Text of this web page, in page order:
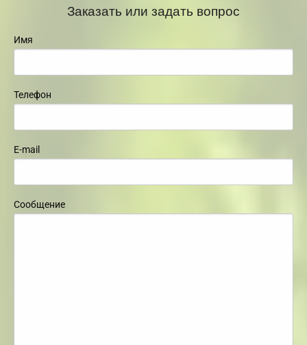
Заказать или задать вопрос
Имя
Телефон
E-mail
Сообщение